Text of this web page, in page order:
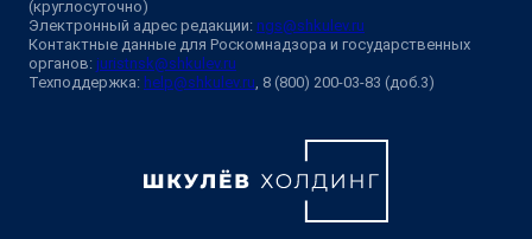
(круглосуточно)
Электронный адрес редакции: ngs@shkulev.ru
Контактные данные для Роскомнадзора и государственных
органов: juristnsk@shkulev.ru
Техподдержка: help@shkulev.ru, 8 (800) 200-03-83 (доб.3)